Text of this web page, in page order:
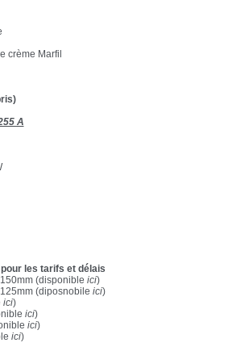
crème Marfil
A
les tarifs et délais
(disponible ici)
(diposnobile ici)
ici)
ici)
ici)
ici)